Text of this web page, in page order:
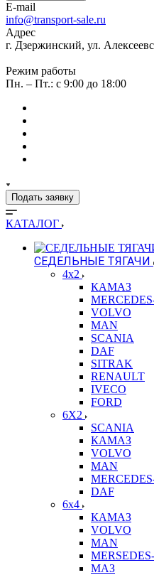
E-mail
info@transport-sale.ru
Адрес
г. Дзержинский, ул.
Режим работы
Пн. – Пт.: с 9:00 до 18:00
Подать заявку
КАТАЛОГ
СЕДЕЛЬНЫЕ ТЯГАЧИ
4x2
КАМАЗ
VOLVO
MAN
SCANIA
DAF
SITRAK
RENAULT
IVECO
FORD
6X2
SCANIA
КАМАЗ
VOLVO
MAN
DAF
6x4
КАМАЗ
VOLVO
MAN
МАЗ